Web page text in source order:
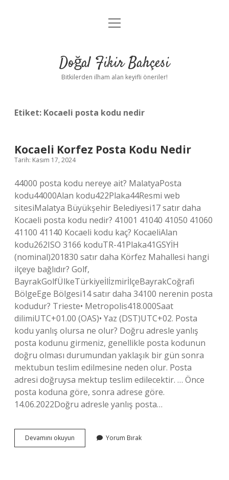
Anasayfa
Yasal Uyarı
menüyü
Doğal Fikir Bahçesi
Bitkilerden ilham alan keyifli öneriler!
Etiket: Kocaeli posta kodu nedir
Kocaeli Korfez Posta Kodu Nedir
Tarih: Kasım 17, 2024
44000 posta kodu nereye ait? MalatyaPosta
kodu44000Alan kodu422Plaka44Resmi web
sitesiMalatya Büyükşehir Belediyesi17 satır daha
Kocaeli posta kodu nedir? 41001 41040 41050 41060
41100 41140 Kocaeli kodu kaç? KocaeliAlan
kodu262ISO 3166 koduTR-41Plaka41GSYİH
(nominal)201830 satır daha Körfez Mahallesi hangi
ilçeye bağlıdır? Golf,
BayrakGolfÜlkeTürkiyeİlİzmirİlçeBayrakCoğrafi
BölgeEge Bölgesi14 satır daha 34100 nerenin posta
kodudur? Trieste• Metropolis418.000Saat
dilimiUTC+01.00 (OAS)• Yaz (DST)UTC+02. Posta
kodu yanlış olursa ne olur? Doğru adresle yanlış
posta kodunu girmeniz, genellikle posta kodunun
doğru olması durumundan yaklaşık bir gün sonra
mektubun teslim edilmesine neden olur. Posta
adresi doğruysa mektup teslim edilecektir. … Önce
posta koduna göre, sonra adrese göre.
14.06.2022Doğru adresle yanlış posta…
Devamını okuyun
Korfez
Yorum Bırak